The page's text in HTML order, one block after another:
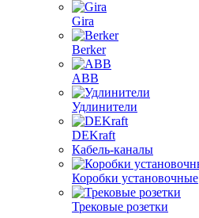
Gira
Berker
ABB
Удлинители
DEKraft
Кабель-каналы
Коробки установочные
Трековые розетки